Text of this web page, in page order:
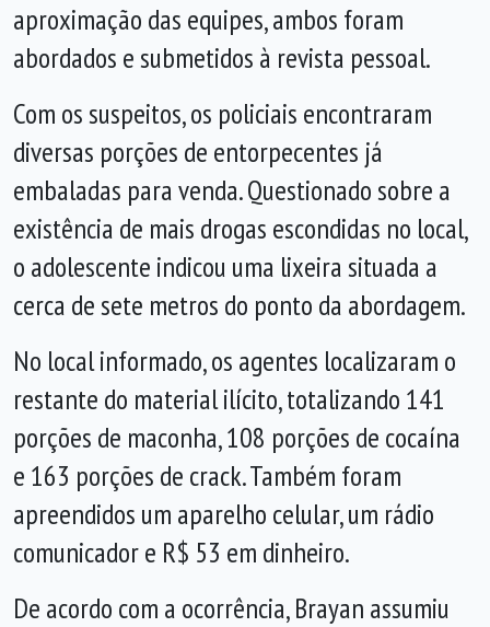
aproximação das equipes, ambos foram
abordados e submetidos à revista pessoal.
Com os suspeitos, os policiais encontraram
diversas porções de entorpecentes já
embaladas para venda. Questionado sobre a
existência de mais drogas escondidas no local,
o adolescente indicou uma lixeira situada a
cerca de sete metros do ponto da abordagem.
No local informado, os agentes localizaram o
restante do material ilícito, totalizando 141
porções de maconha, 108 porções de cocaína
e 163 porções de crack. Também foram
apreendidos um aparelho celular, um rádio
comunicador e R$ 53 em dinheiro.
De acordo com a ocorrência, Brayan assumiu